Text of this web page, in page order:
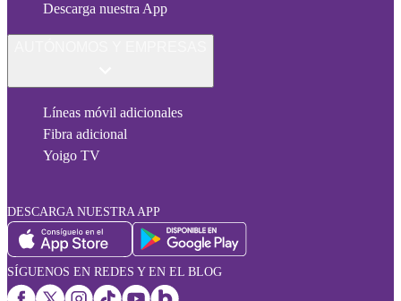
Descarga nuestra App
Líneas móvil adicionales
Fibra adicional
Yoigo TV
DESCARGA NUESTRA APP
SÍGUENOS EN REDES Y EN EL BLOG